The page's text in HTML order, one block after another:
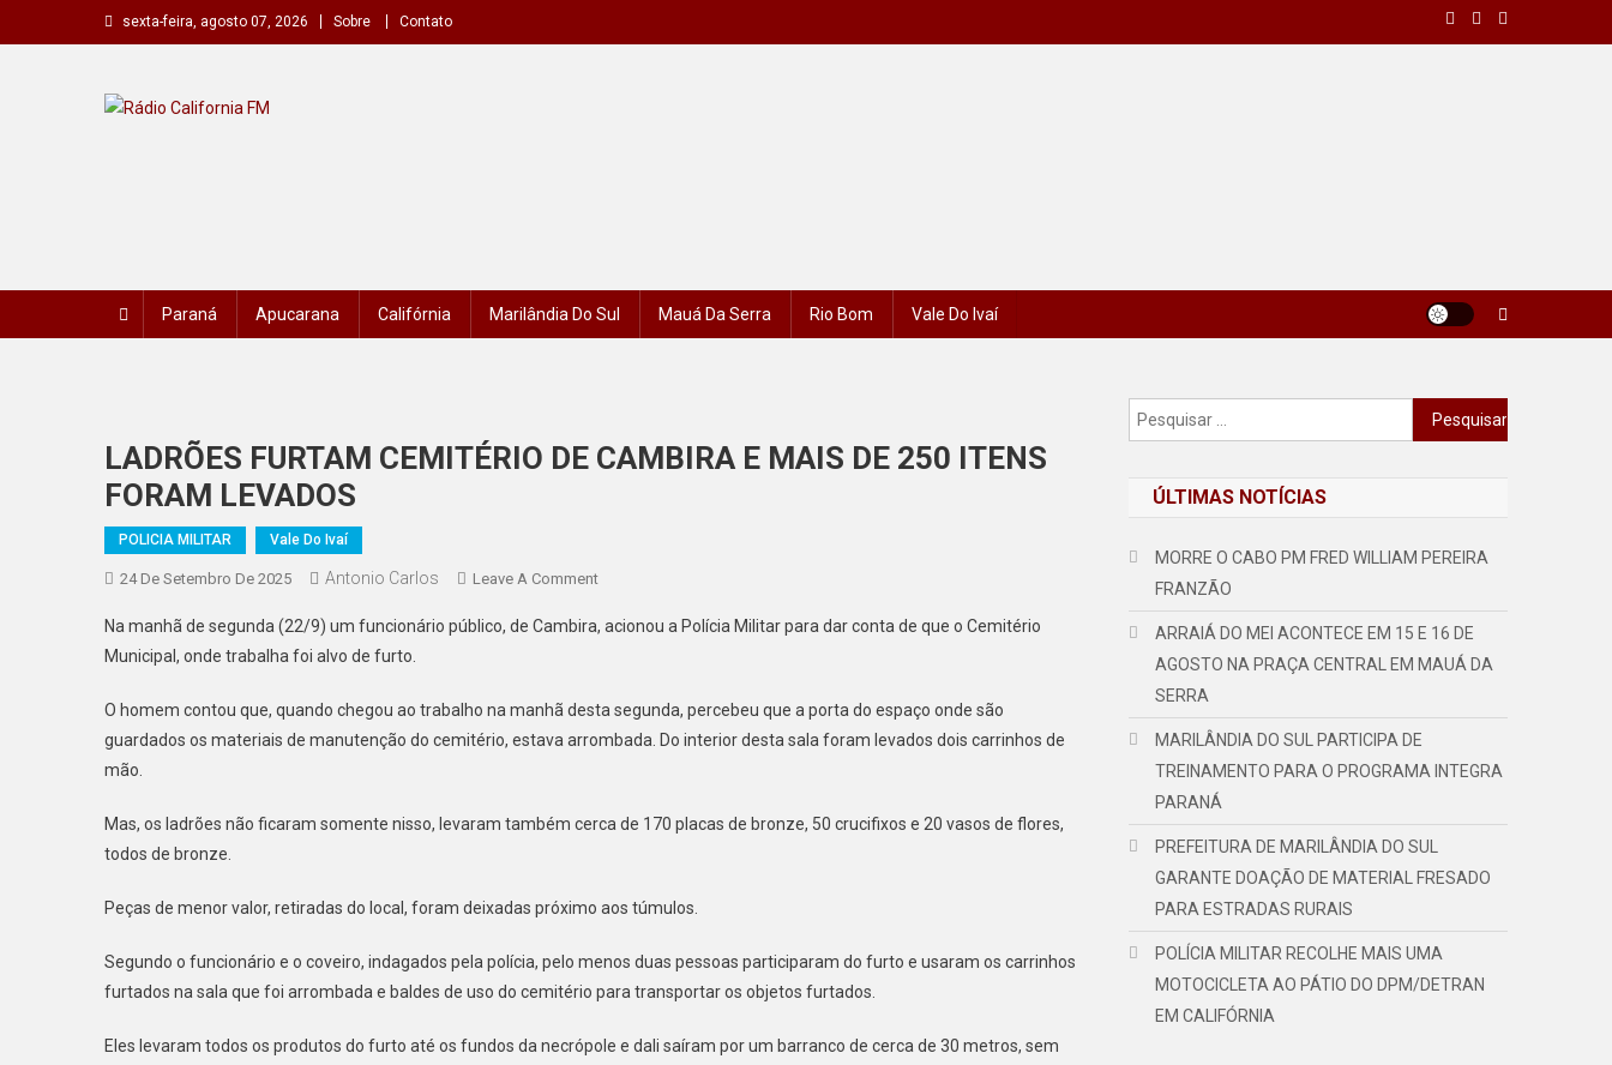
to
sexta-feira, agosto 07, 2026 Sobre Contato
Paraná Apucarana Califórnia Marilândia Do Sul Mauá Da Serra Rio Bom Vale Do Ivaí
LADRÕES FURTAM CEMITÉRIO DE CAMBIRA E MAIS DE 250 ITENS
FORAM LEVADOS
POLICIA MILITAR Vale Do Ivaí
24 De Setembro De 2025 Antonio Carlos Leave A CommentOn
FURTAM
CAMBIRA
E
250
LEVADOS
Na manhã de segunda (22/9) um funcionário público, de Cambira, acionou a Polícia Militar para dar conta de que o Cemitério
Municipal, onde trabalha foi alvo de furto.
O homem contou que, quando chegou ao trabalho na manhã desta segunda, percebeu que a porta do espaço onde são
guardados os materiais de manutenção do cemitério, estava arrombada. Do interior desta sala foram levados dois carrinhos de
mão.
Mas, os ladrões não ficaram somente nisso, levaram também cerca de 170 placas de bronze, 50 crucifixos e 20 vasos de flores,
todos de bronze.
Peças de menor valor, retiradas do local, foram deixadas próximo aos túmulos.
Segundo o funcionário e o coveiro, indagados pela polícia, pelo menos duas pessoas participaram do furto e usaram os carrinhos
furtados na sala que foi arrombada e baldes de uso do cemitério para transportar os objetos furtados.
Eles levaram todos os produtos do furto até os fundos da necrópole e dali saíram por um barranco de cerca de 30 metros, sem
Pesquisar
por:
ÚLTIMAS NOTÍCIAS
MORRE O CABO PM FRED WILLIAM PEREIRA
FRANZÃO
ARRAIÁ DO MEI ACONTECE EM 15 E 16 DE
AGOSTO NA PRAÇA CENTRAL EM MAUÁ DA
SERRA
MARILÂNDIA DO SUL PARTICIPA DE
TREINAMENTO PARA O PROGRAMA INTEGRA
PARANÁ
PREFEITURA DE MARILÂNDIA DO SUL
GARANTE DOAÇÃO DE MATERIAL FRESADO
PARA ESTRADAS RURAIS
POLÍCIA MILITAR RECOLHE MAIS UMA
MOTOCICLETA AO PÁTIO DO DPM/DETRAN
EM CALIFÓRNIA